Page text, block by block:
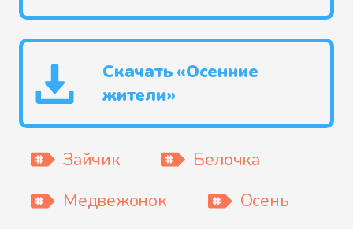
Скачать «Осенние
жители»
Зайчик
Белочка
Медвежонок
Осень